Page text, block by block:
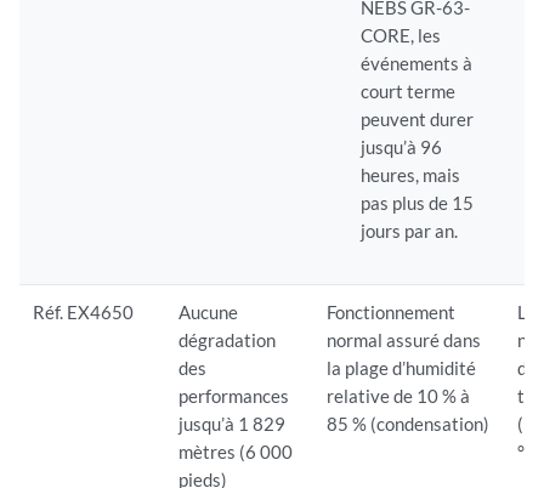
NEBS GR-63-
CORE, les
événements à
court terme
peuvent durer
jusqu’à 96
heures, mais
pas plus de 15
jours par an.
Réf. EX4650
Aucune
dégradation
des
performances
jusqu’à 1 829
mètres (6 000
pieds)
Fonctionnement
normal assuré dans
la plage d’humidité
relative de 10 % à
85 % (condensation)
Le
°F)